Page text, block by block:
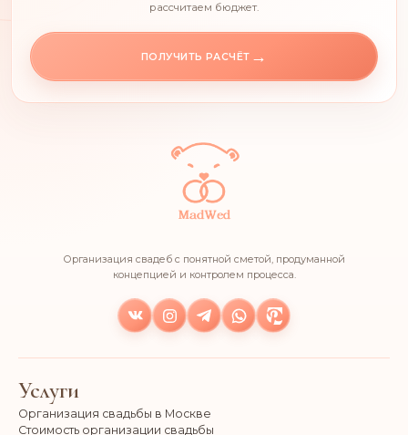
рассчитаем бюджет.
ПОЛУЧИТЬ РАСЧЁТ →
Организация свадеб с понятной сметой, продуманной
концепцией и контролем процесса.
Услуги
Организация свадьбы в Москве
Стоимость организации свадьбы